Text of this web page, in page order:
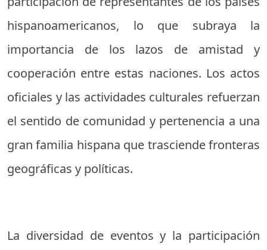
hispanoamericanos, lo que subraya la
importancia de los lazos de amistad y
cooperación entre estas naciones. Los actos
oficiales y las actividades culturales refuerzan
el sentido de comunidad y pertenencia a una
gran familia hispana que trasciende fronteras
geográficas y políticas.
La diversidad de eventos y la participación